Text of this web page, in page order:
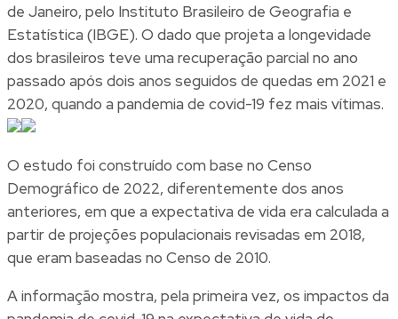
de Janeiro, pelo Instituto Brasileiro de Geografia e
Estatística (IBGE). O dado que projeta a longevidade
dos brasileiros teve uma recuperação parcial no ano
passado após dois anos seguidos de quedas em 2021 e
2020, quando a pandemia de covid-19 fez mais vítimas.
O estudo foi construído com base no Censo
Demográfico de 2022, diferentemente dos anos
anteriores, em que a expectativa de vida era calculada a
partir de projeções populacionais revisadas em 2018,
que eram baseadas no Censo de 2010.
A informação mostra, pela primeira vez, os impactos da